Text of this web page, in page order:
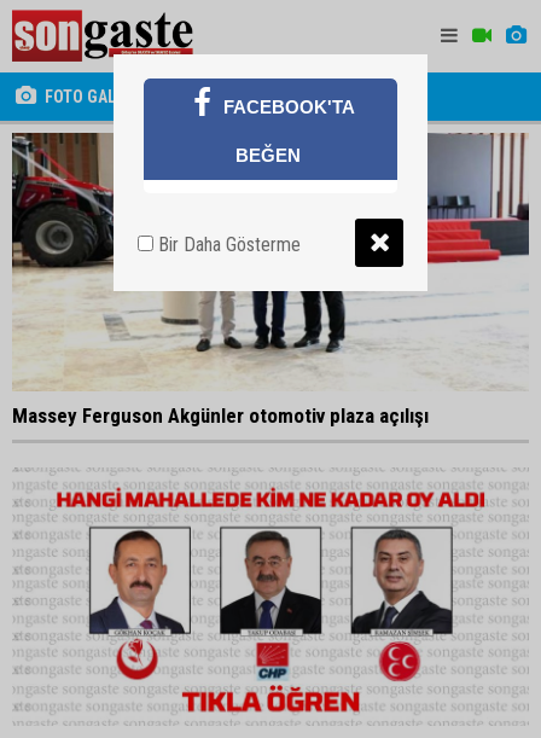
FOTO GALERİ
Massey Ferguson Akgünler otomotiv plaza açılışı
FACEBOOK'TA
BEĞEN
Bir Daha Gösterme